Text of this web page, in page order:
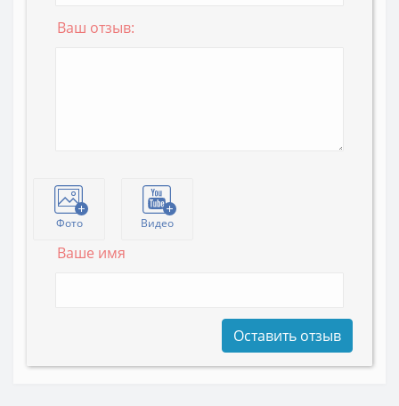
Ваш отзыв:
Фото Видео
Ваше имя
Оставить отзыв